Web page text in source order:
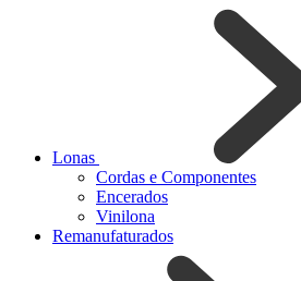
Lonas
Cordas e Componentes
Encerados
Vinilona
Remanufaturados